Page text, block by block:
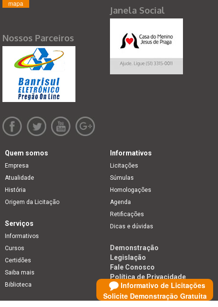
Informativo de Licitações
Solicite Demonstração Gratuita
mapa
Nossos Parceiros
Janela Social
Quem somos
Empresa
Atualidade
História
Origem da Licitação
Informativos
Licitações
Súmulas
Homologações
Agenda
Retificações
Dicas e dúvidas
Serviços
Informativos
Cursos
Certidões
Saiba mais
Biblioteca
Demonstração
Legislação
Fale Conosco
Política de Privacidade